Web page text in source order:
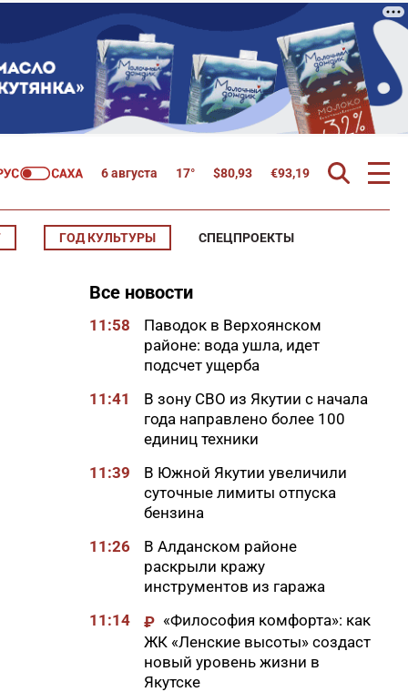
6 августа 17° $80,93 €93,19
ГОД КУЛЬТУРЫ СПЕЦПРОЕКТЫ
Все новости
11:58
Паводок в Верхоянском
районе: вода ушла, идет
подсчет ущерба
11:41
В зону СВО из Якутии с начала
года направлено более 100
единиц техники
11:39
В Южной Якутии увеличили
суточные лимиты отпуска
бензина
11:26
В Алданском районе
раскрыли кражу
инструментов из гаража
11:14
₽ «Философия комфорта»: как
ЖК «Ленские высоты» создаст
новый уровень жизни в
Якутске